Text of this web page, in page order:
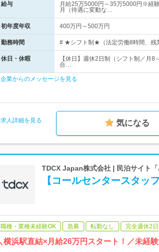
給与
月給25万5000円～35万5000円※経
月（待遇に変動な…
初年度年収 400万円～500万円
勤務時間 # ★シフト制★（法定労働8時間、残
休日・休暇
【休日】週休2日制（シフト制／月
合…
企業からのメッセージを見る
求人詳細を見る 気になる
TDCX Japan株式会社 | 民泊サイト
【コールセンタースタ
職種・業種未経験OK 急募 転勤なし 完全週休2日
横浜駅直結×月給26万円スタート！／未経